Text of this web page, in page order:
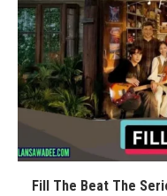
Fill The Beat The